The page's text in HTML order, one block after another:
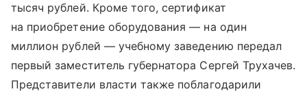
тысяч рублей. Кроме того, сертификат
на приобретение оборудования — на один
миллион рублей — учебному заведению передал
первый заместитель губернатора Сергей Трухачев.
Представители власти также поблагодарили